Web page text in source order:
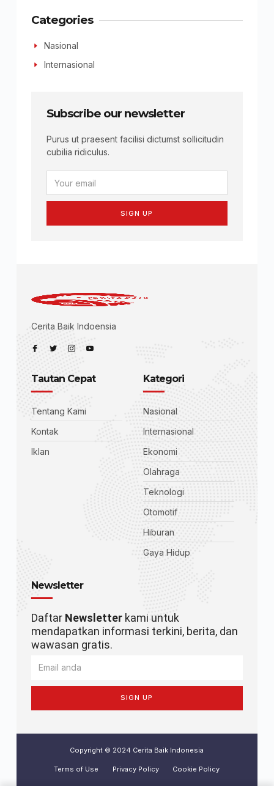
Categories
Nasional
Internasional
Subscribe our newsletter
Purus ut praesent facilisi dictumst sollicitudin
cubilia ridiculus.
SIGN UP
Cerita Baik Indoensia
Tautan Cepat
Tentang Kami
Kontak
Iklan
Kategori
Nasional
Internasional
Ekonomi
Olahraga
Teknologi
Otomotif
Hiburan
Gaya Hidup
Newsletter
Daftar Newsletterkami untuk
mendapatkan informasi terkini, berita, dan
wawasan gratis.
SIGN UP
Copyright © 2024 Cerita Baik Indonesia
Terms of Use Privacy Policy Cookie Policy